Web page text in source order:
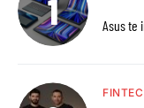
Asus te